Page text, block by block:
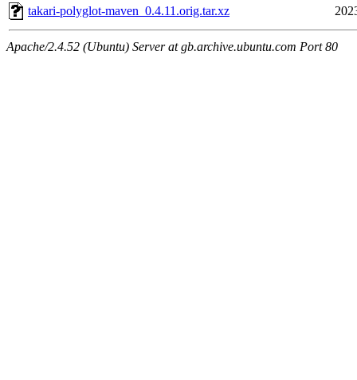
takari-polyglot-maven_0.4.11.orig.tar.xz
Apache/2.4.52 (Ubuntu) Server at gb.archive.ubuntu.com Port 80